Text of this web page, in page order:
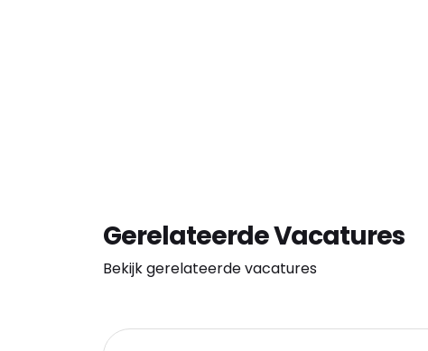
Gerelateerde Vacatures
Bekijk gerelateerde vacatures